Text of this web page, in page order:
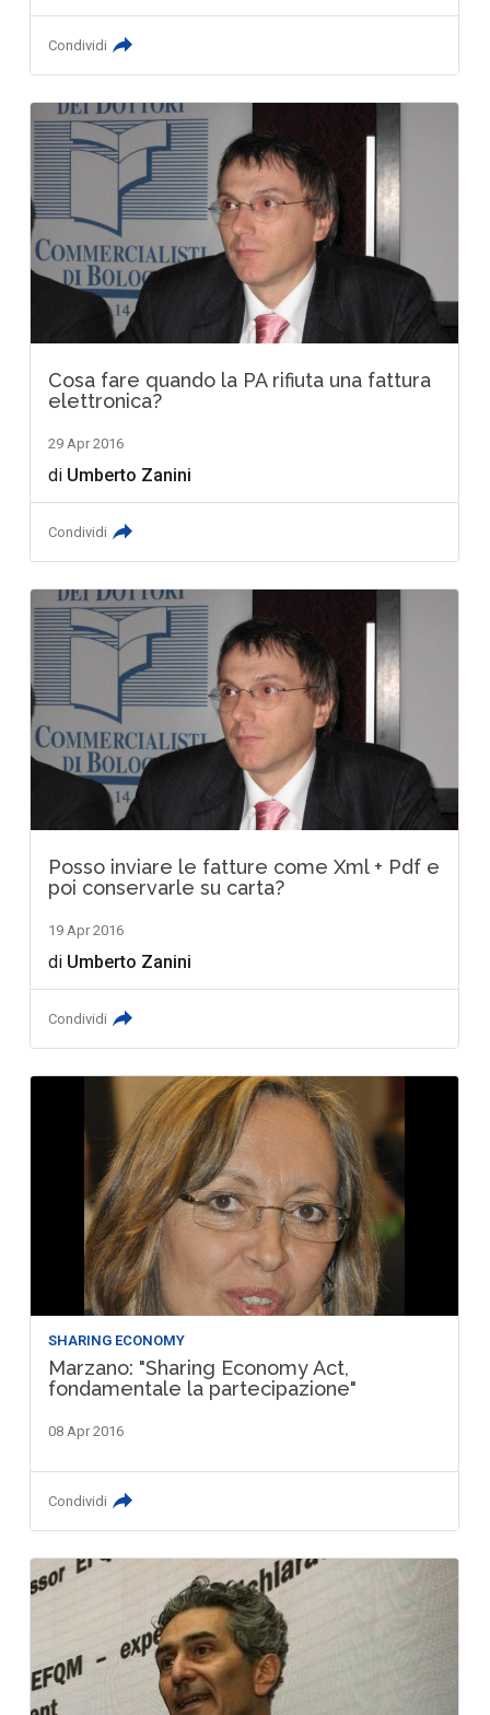
Condividi
Cosa fare quando la PA rifiuta una fattura
elettronica?
29 Apr 2016
di Umberto Zanini
Condividi
Posso inviare le fatture come Xml + Pdf e
poi conservarle su carta?
19 Apr 2016
di Umberto Zanini
Condividi
SHARING ECONOMY
Marzano: "Sharing Economy Act,
fondamentale la partecipazione"
08 Apr 2016
Condividi